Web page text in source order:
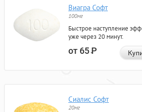
Виагра Софт
100мг
Быстрое наступление
уже через 20 минут.
от 65Р
Сиалис Софт
20мг